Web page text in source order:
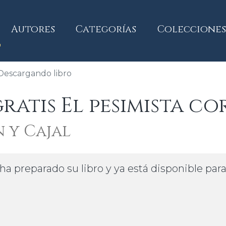
Autores Categorías Colecciones
libro
El pesimista
y Cajal
preparado su libro y ya está disponible